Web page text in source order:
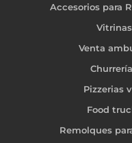
Accesorios para
Venta
Pizzerias
Food
Remolques